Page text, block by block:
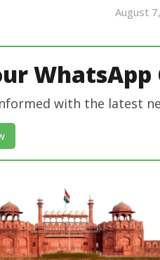
August
WhatsApp
with the latest